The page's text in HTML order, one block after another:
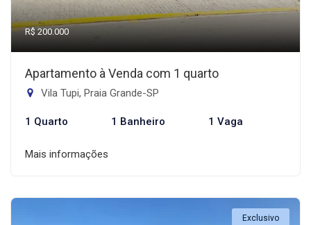
R$ 200.000
Apartamento à Venda com 1 quarto
Vila Tupi, Praia Grande-SP
1 Quarto 1 Banheiro 1 Vaga
Mais informações
Exclusivo